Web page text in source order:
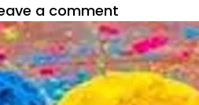
a comment
Holi
2024:
होली
के